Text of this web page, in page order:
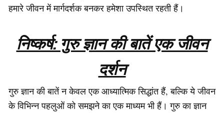
हमारे जीवन में मार्गदर्शक बनकर हमेशा उपस्थित रहती हैं।
निष्कर्ष: गुरु ज्ञान की बातें एक जीवन
दर्शन
गुरु ज्ञान की बातें न केवल एक आध्यात्मिक सिद्धांत हैं, बल्कि ये जीवन
के विभिन्न पहलुओं को समझने का एक माध्यम भी हैं। गुरु का ज्ञान